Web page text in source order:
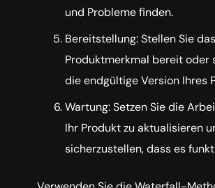
und Probleme finden.
Bereitstellung: Stellen Sie das
Produktmerkmal bereit oder
die endgültige Version Ihres
Wartung: Setzen Sie die
Ihr Produkt zu aktualisieren
sicherzustellen, dass es